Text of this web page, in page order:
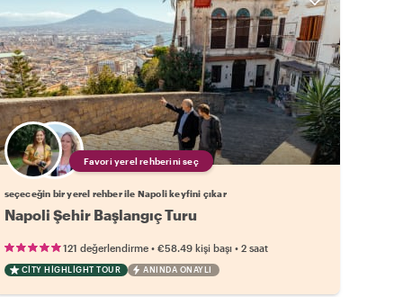
Favori yerel rehberini seç
seçeceğin bir yerel rehber ile Napoli keyfini çıkar
Napoli Şehir Başlangıç Turu
121 değerlendirme• €58.49 kişi başı• 2 saat
CITY HIGHLIGHT TOUR ANINDA ONAYLI